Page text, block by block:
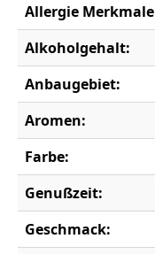
Allergie Merkmale
Alkoholgehalt:
Anbaugebiet:
Aromen:
Farbe:
Genußzeit:
Geschmack: